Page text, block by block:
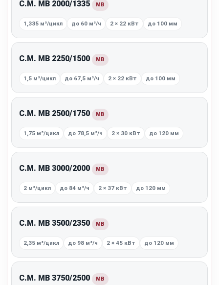
C.M. MB 2000/1335 MB
1,335 м³/цикл до 60 м³/ч 2 × 22 кВт до 100 мм
C.M. MB 2250/1500 MB
1,5 м³/цикл до 67,5 м³/ч 2 × 22 кВт до 100 мм
C.M. MB 2500/1750 MB
1,75 м³/цикл до 78,5 м³/ч 2 × 30 кВт до 120 мм
C.M. MB 3000/2000 MB
2 м³/цикл до 84 м³/ч 2 × 37 кВт до 120 мм
C.M. MB 3500/2350 MB
2,35 м³/цикл до 98 м³/ч 2 × 45 кВт до 120 мм
C.M. MB 3750/2500 MB